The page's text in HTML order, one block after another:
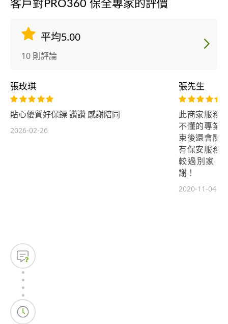
客戶對PRO360 保全專家的評價
平均5.00
10 則評論
張玫琪
貼心優質好保鏢 讚讚 感謝陪同
2026-02-26
張先生
此商家服務
不懂的專業
束後還會關
有保安服務
較過別家，
謝！
2020-11-04